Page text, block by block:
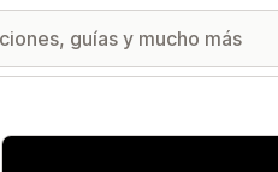
Galería de imágenes destacadas